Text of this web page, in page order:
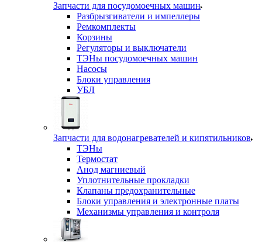
Запчасти для посудомоечных машин
Разбрызгиватели и импеллеры
Ремкомплекты
Корзины
Регуляторы и выключатели
ТЭНы посудомоечных машин
Насосы
Блоки управления
УБЛ
Запчасти для водонагревателей и кипятильников
ТЭНы
Термостат
Анод магниевый
Уплотнительные прокладки
Клапаны предохранительные
Блоки управления и электронные платы
Механизмы управления и контроля